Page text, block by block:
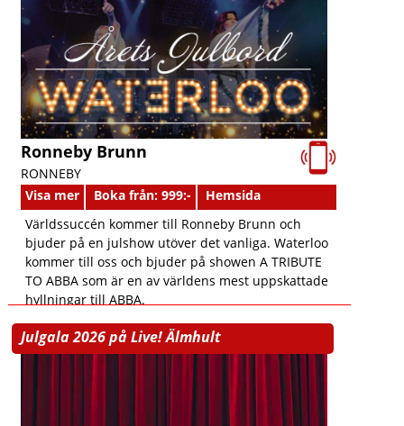
Ronneby Brunn
RONNEBY
Visa mer
Boka från: 999:-
Hemsida
Världssuccén kommer till Ronneby Brunn och
bjuder på en julshow utöver det vanliga. Waterloo
kommer till oss och bjuder på showen A TRIBUTE
TO ABBA som är en av världens mest uppskattade
hyllningar till ABBA.
Julgala 2026 på Live! Älmhult